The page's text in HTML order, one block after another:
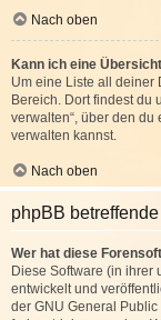
Nach oben
Kann ich eine
Um eine Liste all deiner
Bereich. Dort findest du
verwalten“, über den
verwalten kannst.
Nach oben
phpBB
Wer hat diese
Diese Software (in ihrer
entwickelt und
der GNU General